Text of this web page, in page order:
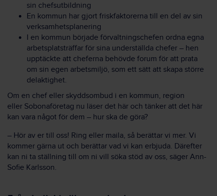
sin chefsutbildning
En kommun har gjort friskfaktorerna till en del av sin
verksamhetsplanering
I en kommun började förvaltningschefen ordna egna
arbetsplatsträffar för sina underställda chefer – hen
upptäckte att cheferna behövde forum för att prata
om sin egen arbetsmiljö, som ett sätt att skapa större
delaktighet.
Om en chef eller skyddsombud i en kommun, region
eller Sobonaföretag nu läser det här och tänker att det här
kan vara något för dem – hur ska de göra?
– Hör av er till oss! Ring eller maila, så berättar vi mer. Vi
kommer gärna ut och berättar vad vi kan erbjuda. Därefter
kan ni ta ställning till om ni vill söka stöd av oss, säger Ann-
Sofie Karlsson.